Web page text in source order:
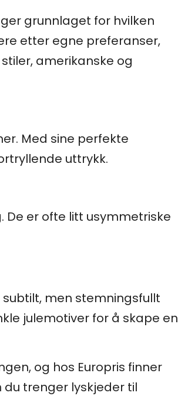
grunnlaget for hvilken
etter egne preferanser,
amerikanske og
Med sine perfekte
uttrykk.
er ofte litt usymmetriske
men stemningsfullt
julemotiver for å skape en
og hos Europris finner
trenger lyskjeder til